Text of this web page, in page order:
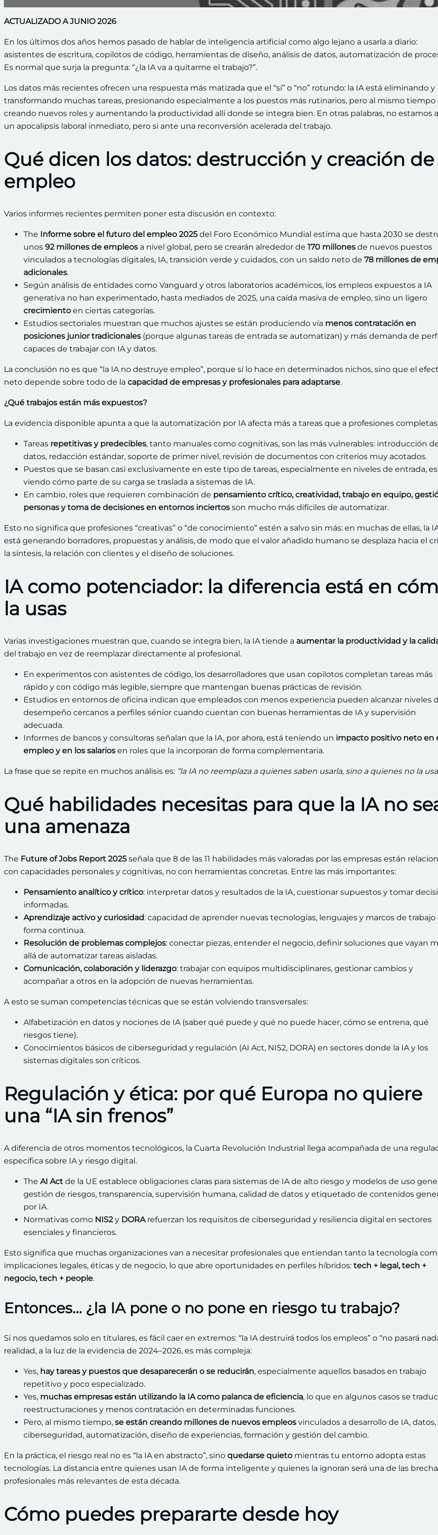
ACTUALIZADO A JUNIO 2026
En los últimos dos años hemos pasado de hablar de inteligencia artificial como algo lejano a usarla a diario:
asistentes de escritura, copilotos de código, herramientas de diseño, análisis de datos, automatización de
Es normal que surja la pregunta: “¿la IA va a quitarme el trabajo?”.
Los datos más recientes ofrecen una respuesta más matizada que el “sí” o “no” rotundo: la IA está eliminando y
transformando muchas tareas, presionando especialmente a los puestos más rutinarios, pero al mismo tiempo
creando nuevos roles y aumentando la productividad allí donde se integra bien. En otras palabras, no estamos
un apocalipsis laboral inmediato, pero si ante una reconversión acelerada del trabajo.
Qué dicen los datos: destrucción y creación de
empleo
Varios informes recientes permiten poner esta discusión en contexto:
The Informe sobre el futuro del empleo 2025 del Foro Económico Mundial estima que hasta 2030 se
unos 92 millones de empleos a nivel global, pero se crearán alrededor de 170 millones de nuevos puestos
vinculados a tecnologías digitales, IA, transición verde y cuidados, con un saldo neto de 78 millones de
adicionales.
Según análisis de entidades como Vanguard y otros laboratorios académicos, los empleos expuestos a IA
generativa no han experimentado, hasta mediados de 2025, una caída masiva de empleo, sino un ligero
crecimiento en ciertas categorías.
Estudios sectoriales muestran que muchos ajustes se están produciendo vía menos contratación en
posiciones junior tradicionales (porque algunas tareas de entrada se automatizan) y más demanda de
capaces de trabajar con IA y datos.
La conclusión no es que “la IA no destruye empleo”, porque sí lo hace en determinados nichos, sino que el
neto depende sobre todo de la capacidad de empresas y profesionales para adaptarse.
¿Qué trabajos están más expuestos?
La evidencia disponible apunta a que la automatización por IA afecta más a tareas que a profesiones
Tareas repetitivas y predecibles, tanto manuales como cognitivas, son las más vulnerables: introducción
datos, redacción estándar, soporte de primer nivel, revisión de documentos con criterios muy acotados.
Puestos que se basan casi exclusivamente en este tipo de tareas, especialmente en niveles de entrada,
viendo cómo parte de su carga se traslada a sistemas de IA.
En cambio, roles que requieren combinación de pensamiento crítico, creatividad, trabajo en equipo,
personas y toma de decisiones en entornos inciertos son mucho más difíciles de automatizar.
Esto no significa que profesiones “creativas” o “de conocimiento” estén a salvo sin más: en muchas de ellas, la
está generando borradores, propuestas y análisis, de modo que el valor añadido humano se desplaza hacia el
la síntesis, la relación con clientes y el diseño de soluciones.
IA como potenciador: la diferencia está en
la usas
Varias investigaciones muestran que, cuando se integra bien, la IA tiende a aumentar la productividad y la
del trabajo en vez de reemplazar directamente al profesional.
En experimentos con asistentes de código, los desarrolladores que usan copilotos completan tareas más
rápido y con código más legible, siempre que mantengan buenas prácticas de revisión.
Estudios en entornos de oficina indican que empleados con menos experiencia pueden alcanzar niveles
desempeño cercanos a perfiles sénior cuando cuentan con buenas herramientas de IA y supervisión
adecuada.
Informes de bancos y consultoras señalan que la IA, por ahora, está teniendo un impacto positivo neto en
empleo y en los salarios en roles que la incorporan de forma complementaria.
La frase que se repite en muchos análisis es: “la IA no reemplaza a quienes saben usarla, sino a quienes no la
Qué habilidades necesitas para que la IA no
una amenaza
The Future of Jobs Report 2025 señala que 8 de las 11 habilidades más valoradas por las empresas están
con capacidades personales y cognitivas, no con herramientas concretas. Entre las más importantes:
Pensamiento analítico y crítico: interpretar datos y resultados de la IA, cuestionar supuestos y tomar
informadas.
Aprendizaje activo y curiosidad: capacidad de aprender nuevas tecnologías, lenguajes y marcos de trabajo
forma continua.
Resolución de problemas complejos: conectar piezas, entender el negocio, definir soluciones que vayan
allá de automatizar tareas aisladas.
Comunicación, colaboración y liderazgo: trabajar con equipos multidisciplinares, gestionar cambios y
acompañar a otros en la adopción de nuevas herramientas.
A esto se suman competencias técnicas que se están volviendo transversales:
Alfabetización en datos y nociones de IA (saber qué puede y qué no puede hacer, cómo se entrena, qué
riesgos tiene).
Conocimientos básicos de ciberseguridad y regulación (AI Act, NIS2, DORA) en sectores donde la IA y los
sistemas digitales son críticos.
Regulación y ética: por qué Europa no quiere
una “IA sin frenos”
A diferencia de otros momentos tecnológicos, la Cuarta Revolución Industrial llega acompañada de una
específica sobre IA y riesgo digital.
The AI Act de la UE establece obligaciones claras para sistemas de IA de alto riesgo y modelos de uso
gestión de riesgos, transparencia, supervisión humana, calidad de datos y etiquetado de contenidos
por IA.
Normativas como NIS2y DORArefuerzan los requisitos de ciberseguridad y resiliencia digital en sectores
esenciales y financieros.
Esto significa que muchas organizaciones van a necesitar profesionales que entiendan tanto la tecnología
implicaciones legales, éticas y de negocio, lo que abre oportunidades en perfiles híbridos: tech + legal, tech +
negocio, tech + people.
Entonces… ¿la IA pone o no pone en riesgo tu trabajo?
Si nos quedamos solo en titulares, es fácil caer en extremos: “la IA destruirá todos los empleos” o “no pasará
realidad, a la luz de la evidencia de 2024–2026, es más compleja:
Yes, hay tareas y puestos que desaparecerán o se reducirán, especialmente aquellos basados en trabajo
repetitivo y poco especializado.
Yes, muchas empresas están utilizando la IA como palanca de eficiencia, lo que en algunos casos se
reestructuraciones y menos contratación en determinadas funciones.
Pero, al mismo tiempo, se están creando millones de nuevos empleos vinculados a desarrollo de IA, datos,
ciberseguridad, automatización, diseño de experiencias, formación y gestión del cambio.
En la práctica, el riesgo real no es “la IA en abstracto”, sino quedarse quieto mientras tu entorno adopta estas
tecnologías. La distancia entre quienes usan IA de forma inteligente y quienes la ignoran será una de las
profesionales más relevantes de esta década.
Cómo puedes prepararte desde hoy